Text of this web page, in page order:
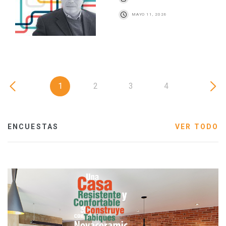
MAYO 11, 2026
1 2 3 4
ENCUESTAS VER TODO